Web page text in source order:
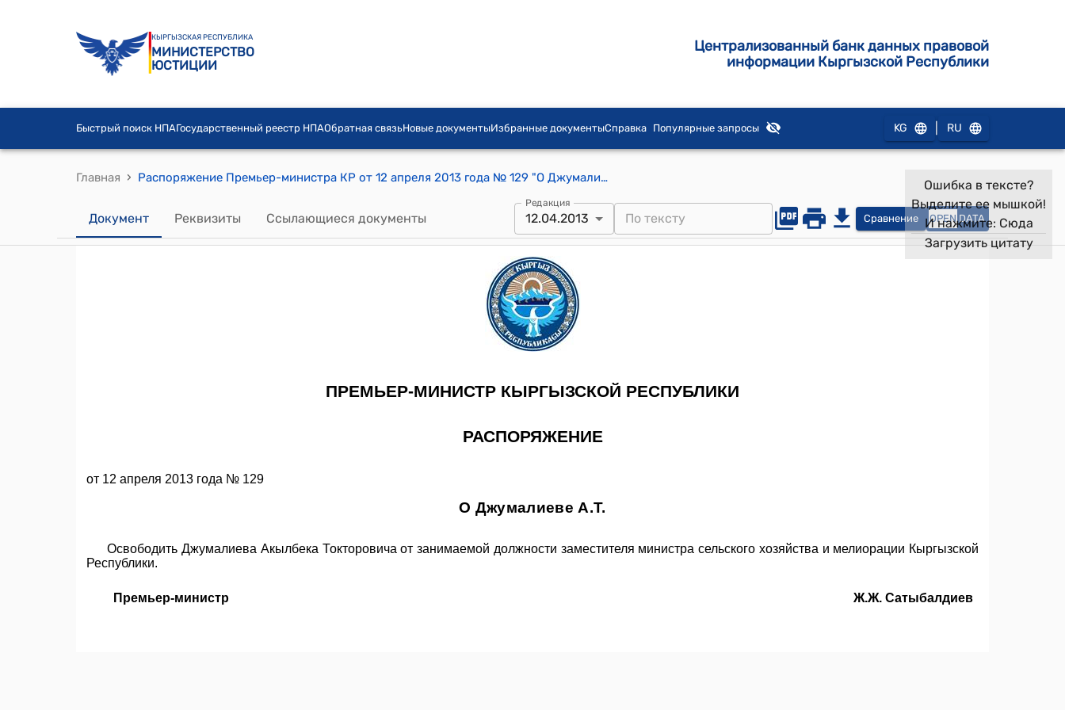
КЫРГЫЗСКАЯ РЕСПУБЛИКА
МИНИСТЕРСТВО
ЮСТИЦИИ
Централизованный банк данных правовой
информации Кыргызской Республики
Быстрый поиск НПАГосударственный реестр НПАОбратная связьНовые документыИзбранные документыСправка Популярные запросы KG RU
Главная › Распоряжение Премьер-министра КР от 12 апреля 2013 года № 129 "О Джумалиеве А.Т."
Документ Реквизиты Ссылающиеся документы
Редакция
12.04.2013 Сравнение OPEN DATA
Ошибка в тексте?
Выделите ее мышкой!
И нажмите: Сюда
Загрузить цитату